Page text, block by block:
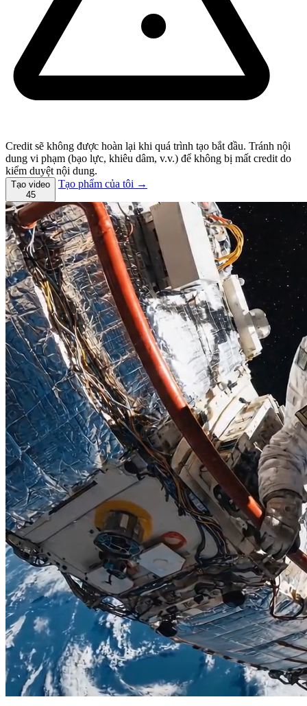
Credit sẽ không được hoàn lại khi quá trình tạo bắt đầu. Tránh nội
dung vi phạm (bạo lực, khiêu dâm, v.v.) để không bị mất credit do
kiểm duyệt nội dung.
Tạo video
45
Tạo phẩm của tôi →